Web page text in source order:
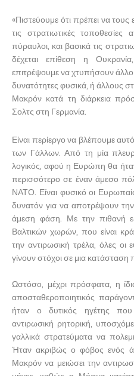
«Πιστεύουμε ότι πρέπει να
τις στρατιωτικές τοποθεσίες
πύραυλοι, και βασικά τις
δέχεται επίθεση η
επιτρέψουμε να χτυπήσουν
δυνατότητες φυσικά, ή άλλους
Μακρόν κατά τη διάρκεια
Σολτς στη Γερμανία.
Είναι περίεργο να βλέπουμε
των Γάλλων. Από τη μία
λογικός, αφού η Ευρώπη θα
περισσότερο σε έναν άμεσο
ΝΑΤΟ. Είναι φυσικό οι
δυνατόν για να αποτρέψουν
άμεση φάση. Με την πιθανή
Βαλτικών χωρών, που είναι
την αντιρωσική τρέλα, όλες
γίνουν στόχοι σε μια
Ωστόσο, μέχρι πρόσφατα, η
αποσταθεροποιητικός
ήταν ο δυτικός ηγέτης
αντιρωσική ρητορική,
γαλλικά στρατεύματα να
Ήταν ακριβώς ο φόβος ενός
Μακρόν να μειώσει την